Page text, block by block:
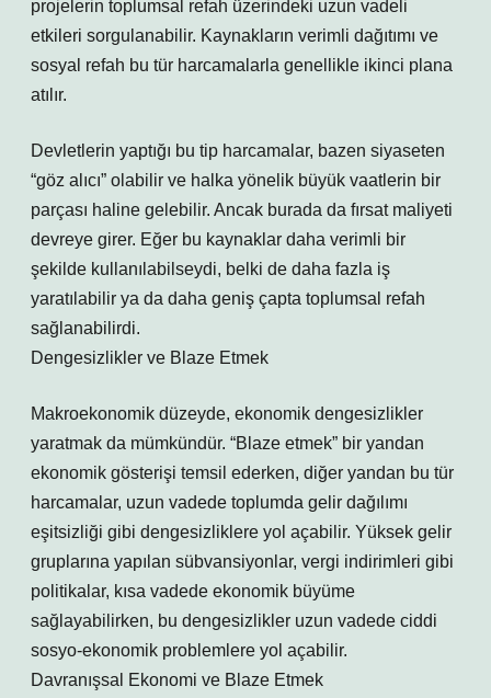
projelerin toplumsal refah üzerindeki uzun vadeli
etkileri sorgulanabilir. Kaynakların verimli dağıtımı ve
sosyal refah bu tür harcamalarla genellikle ikinci plana
atılır.
Devletlerin yaptığı bu tip harcamalar, bazen siyaseten
“göz alıcı” olabilir ve halka yönelik büyük vaatlerin bir
parçası haline gelebilir. Ancak burada da fırsat maliyeti
devreye girer. Eğer bu kaynaklar daha verimli bir
şekilde kullanılabilseydi, belki de daha fazla iş
yaratılabilir ya da daha geniş çapta toplumsal refah
sağlanabilirdi.
Dengesizlikler ve Blaze Etmek
Makroekonomik düzeyde, ekonomik dengesizlikler
yaratmak da mümkündür. “Blaze etmek” bir yandan
ekonomik gösterişi temsil ederken, diğer yandan bu tür
harcamalar, uzun vadede toplumda gelir dağılımı
eşitsizliği gibi dengesizliklere yol açabilir. Yüksek gelir
gruplarına yapılan sübvansiyonlar, vergi indirimleri gibi
politikalar, kısa vadede ekonomik büyüme
sağlayabilirken, bu dengesizlikler uzun vadede ciddi
sosyo-ekonomik problemlere yol açabilir.
Davranışsal Ekonomi ve Blaze Etmek